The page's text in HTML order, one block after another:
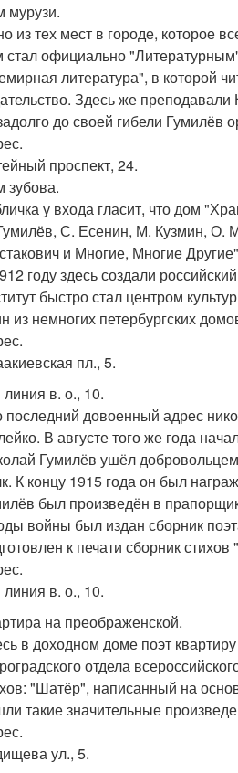
мурузи.
из тех мест в городе, которое
стал официально
литература", в которой
Здесь же
до своей гибели Гумилёв
проспект, 24.
зубова.
у входа гласит, что дом
С. Есенин, М. Кузмин, О.
и Многие, Многие
году здесь создали
быстро стал центром
из немногих петербургских
пл., 5.
в. о., 10.
последний довоенный адрес
В августе того же года
Гумилёв ушёл
К концу 1915 года он был
был произведён в
войны был издан сборник
к печати сборник стихов
в. о., 10.
на преображенской.
в доходном доме поэт
отдела
"Шатёр", написанный на
такие значительные
ул., 5.